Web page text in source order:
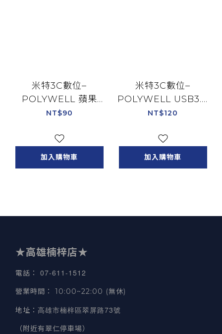
米特3C數位–
POLYWELL 蘋果
OTG轉接器
母座/PW15-T02-
A028
NT$90
加入購物車
米特3C數位–
POLYWELL USB3.0
Gen2 Type-A轉
頭/PW15-T02-A021
NT$120
加入購物車
★高雄楠梓店★
電話 ： 07-611-1512
營業時間 ： 10:00~22:00 (無休)
地址 ： 高雄市楠梓區翠屏路73號
（附近有翠仁停車場）